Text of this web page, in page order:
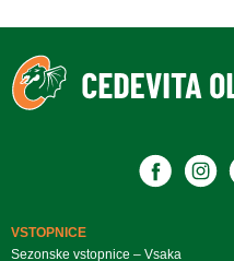
VSTOPNICE
Sezonske vstopnice – Vsaka